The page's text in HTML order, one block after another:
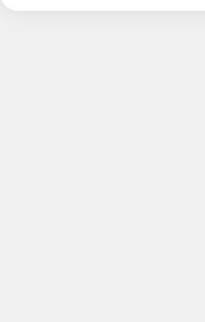
Store and/or
Measure content